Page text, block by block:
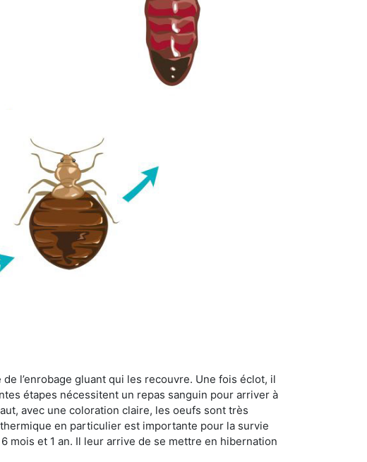
l’enrobage gluant qui les recouvre. Une fois éclot, il
étapes nécessitent un repas sanguin pour arriver à
avec une coloration claire, les oeufs sont très
en particulier est importante pour la survie
mois et 1 an. Il leur arrive de se mettre en hibernation